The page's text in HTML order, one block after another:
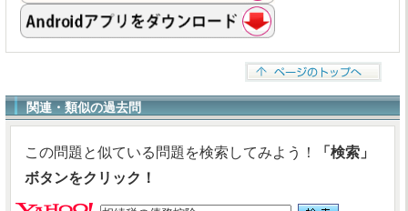
関連・類似の過去問
この問題と似ている問題を検索してみよう！
「検索」
ボタンをクリック！